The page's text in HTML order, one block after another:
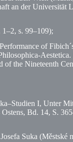
an der Universität
1–2, s. 99–109);
of
of the Nineteenth
I, Unter
Bd. 14, S.
Suka (Městské